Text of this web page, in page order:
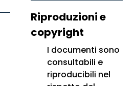
Riproduzioni e
copyright
I documenti sono
consultabili e
riproducibili nel